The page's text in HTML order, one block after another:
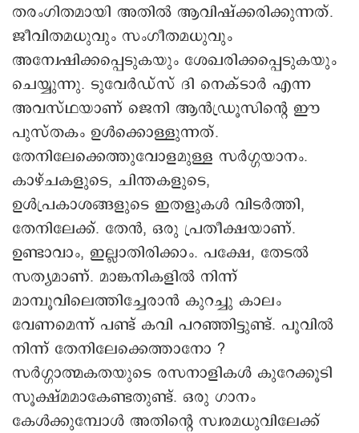
തരംഗിതമായി അതില്‍ ആവിഷ്‌ക്കരിക്കുന്നത്.
ജീവിതമധുവും സംഗീതമധുവും
അന്വേഷിക്കപ്പെടുകയും ശേഖരിക്കപ്പെടുകയും
ചെയ്യുന്നു. ടുവേര്‍ഡ്‌സ് ദി നെക്ടാര്‍ എന്ന
അവസ്ഥയാണ് ജെനി ആന്‍ഡ്രൂസിന്റെ ഈ
പുസ്തകം ഉള്‍ക്കൊള്ളുന്നത്.
തേനിലേക്കെത്തുവോളമുള്ള സര്‍ഗ്ഗയാനം.
കാഴ്ചകളുടെ, ചിന്തകളുടെ,
ഉള്‍പ്രകാശങ്ങളുടെ ഇതളുകള്‍ വിടര്‍ത്തി,
തേനിലേക്ക്. തേന്‍, ഒരു പ്രതീക്ഷയാണ്.
ഉണ്ടാവാം, ഇല്ലാതിരിക്കാം. പക്ഷേ, തേടല്‍
സത്യമാണ്. മാങ്കനികളില്‍ നിന്ന്
മാമ്പൂവിലെത്തിച്ചേരാന്‍ കുറച്ചു കാലം
വേണമെന്ന് പണ്ട് കവി പറഞ്ഞിട്ടുണ്ട്. പൂവില്‍
നിന്ന് തേനിലേക്കെത്താനോ ?
സര്‍ഗ്ഗാത്മകതയുടെ രസനാളികള്‍ കുറേക്കൂടി
സൂക്ഷ്മമാകേണ്ടതുണ്ട്. ഒരു ഗാനം
കേള്‍ക്കുമ്പോള്‍ അതിന്റെ സ്വരമധുവിലേക്ക്